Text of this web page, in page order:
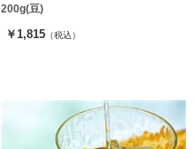
200g(豆)
￥1,815 （税込）